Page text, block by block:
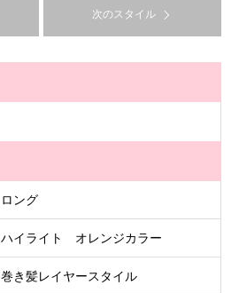
次のスタイル
ロング
ハイライト オレンジカラー
巻き髪レイヤースタイル